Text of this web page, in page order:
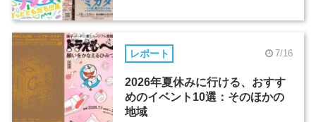
レポート 7/16
2026年夏休みに行ける、おすす
めのイベント10選：そのほかの
地域